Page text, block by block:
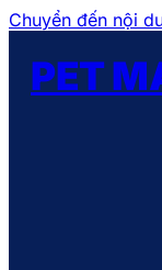
Chuyển đến nội
PET